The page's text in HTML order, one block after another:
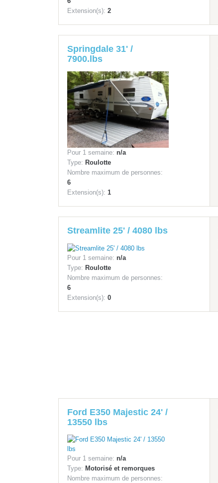
Extension(s): 2
Springdale 31' /
7900.lbs
Pour 1 semaine: n/a
Type: Roulotte
Nombre maximum de personnes:
6
Extension(s): 1
Streamlite 25' / 4080 lbs
Pour 1 semaine: n/a
Type: Roulotte
Nombre maximum de personnes:
6
Extension(s): 0
Ford E350 Majestic 24' /
13550 lbs
Pour 1 semaine: n/a
Type: Motorisé et remorques
Nombre maximum de personnes: